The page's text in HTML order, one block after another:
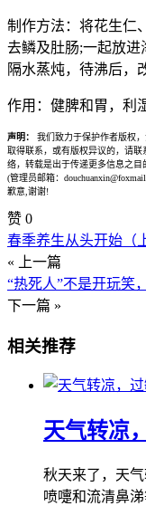
制作方法：将花生仁
去鳞及肚肠;一起放
隔水蒸炖，待沸后，
作用：健脾和胃，利
声明：
我们致力于保护作者版权
取得联系，或有版权异议的，请
络，转载是出于传递更多信息之目
(管理员邮箱：
歉意,谢谢!
赞 0
春季养生从头开始（
« 上一篇
“热死人”不是开玩笑
下一篇 »
相关推荐
天气转凉
秋天来了，天
喷嚏和流清鼻